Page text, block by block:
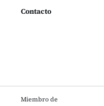
Contacto
Miembro de